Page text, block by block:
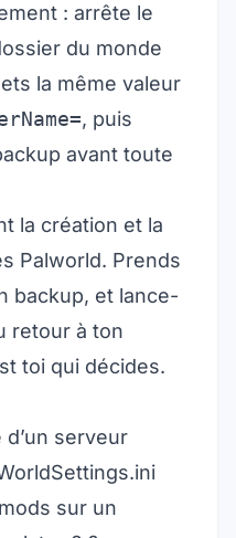
: arrête le
du monde
la même valeur
, puis
avant toute
la création et la
Palworld. Prends
backup, et lance-
retour à ton
toi qui décides.
serveur
sur un